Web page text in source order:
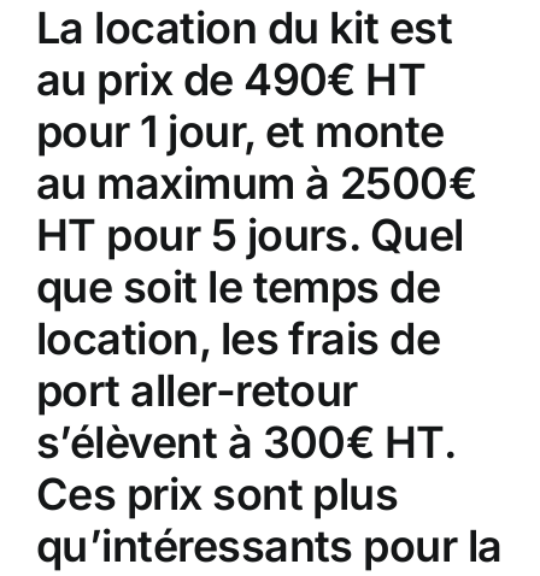
La location du kit est
au prix de 490€ HT
pour 1 jour, et monte
au maximum à 2500€
HT pour 5 jours. Quel
que soit le temps de
location, les frais de
port aller-retour
s’élèvent à 300€ HT.
Ces prix sont plus
qu’intéressants pour la